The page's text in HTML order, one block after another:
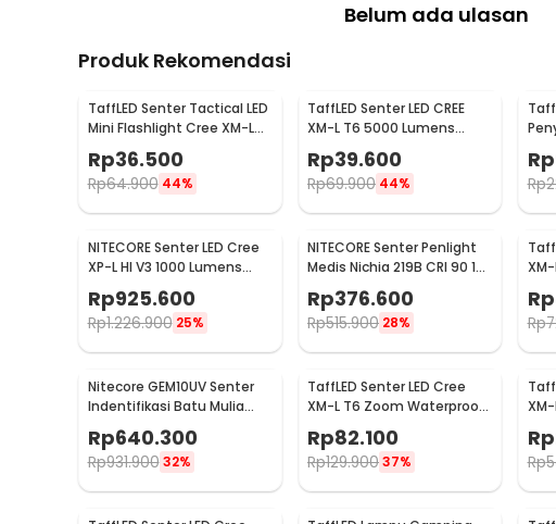
Kelengkapan Produk
Rincian yang Anda dapatkan untuk pembelian produk ini:
1 x NITECORE Senter Pistol Tactical Gun Light XP-G2 S3 Red
1 x Baterai CR2 3V
2 x Kunci L
1 x Panduan Penggunaan
Belum ada ulasan
Produk Rekomendasi
TaffLED Senter Tactical LED
Mini Flashlight Cree XM-L
T6 2000 Lumens - E17
Rp36.500
Rp64.900 44%
TaffLED Senter LED CREE
XM-L T6 5000 Lumens
Zoom 5 Mode Baterai
26650 - E97
Rp39.600
Rp69.900 44%
Rp
Rp
NITECORE Senter LED Cree
XP-L HI V3 1000 Lumens
Hunting Flashlight - New
P30
Rp925.600
Rp1.226.900 25%
NITECORE Senter Penlight
Medis Nichia 219B CRI 90 180
Lumens IPX8 - MT06MD
Rp376.600
Rp515.900 28%
Rp
Rp
Nitecore GEM10UV Senter
Indentifikasi Batu Mulia
Gemstone Ultraviolet
Rp640.300
Rp931.900 32%
TaffLED Senter LED Cree
XM-L T6 Zoom Waterproof
IP65 8000 Lumens - E17
COB
Rp82.100
Rp129.90037%
Rp
Rp